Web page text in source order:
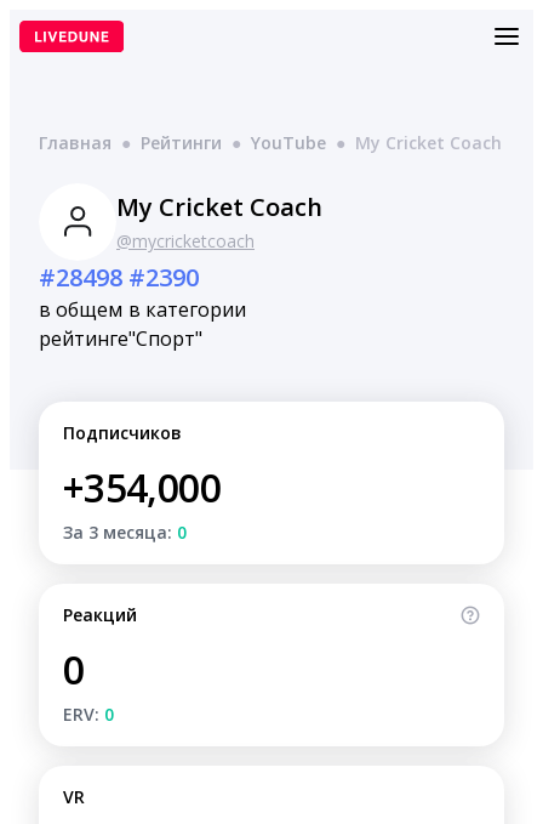
Перейти
Главная ● Рейтинги ● YouTube ● My Cricket Coach
My Cricket Coach
@mycricketcoach
#28498
в общем
рейтинге
#2390
в категории
"Спорт"
Подписчиков
+354,000
За 3 месяца: 0
Реакций
0
ERV: 0
VR